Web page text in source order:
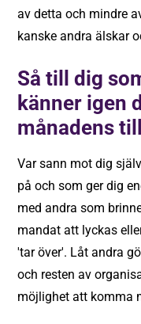
av detta och mindre
kanske andra älskar
Så till dig
känner igen
månadens
Var sann mot dig
på och som ger dig
med andra som
mandat att lyckas
'tar över'. Låt andra
och resten av
möjlighet att komma